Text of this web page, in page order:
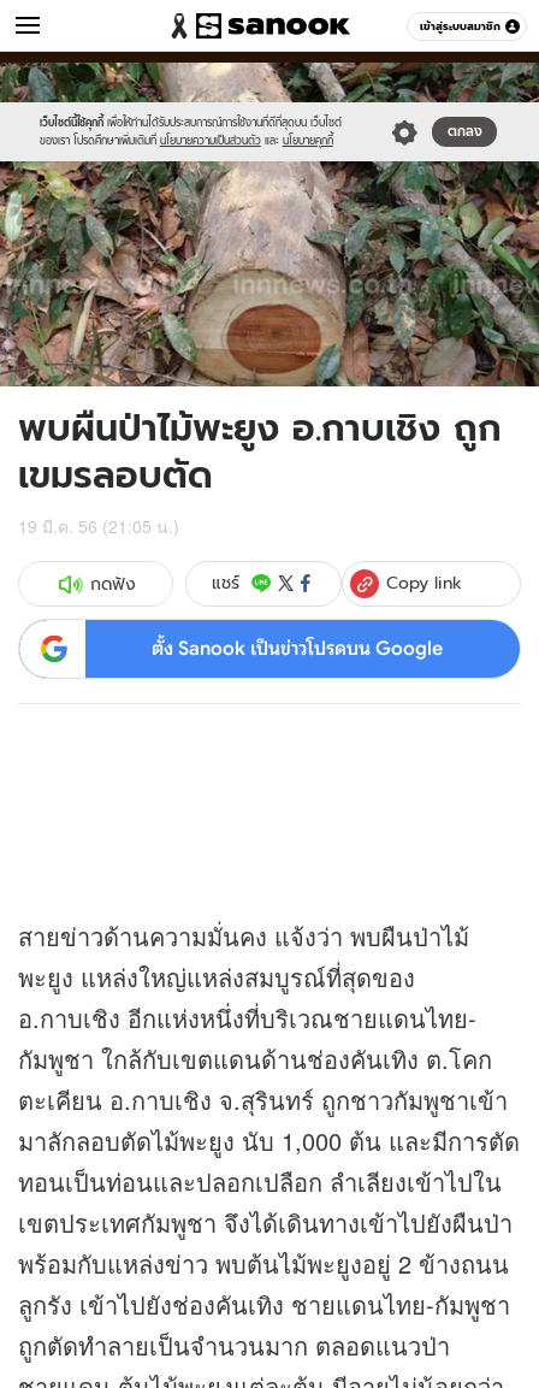
เข้าสู่ระบบสมาชิก
ข่าว หมวดอื่นๆ
เว็บไซต์นี้ใช้คุกกี้ เพื่อให้ท่านได้รับประสบการณ์การใช้งานที่ดีที่สุดบน เว็บไซต์
ของเรา โปรดศึกษาเพิ่มเติมที่ นโยบายความเป็นส่วนตัว และ นโยบายคุกกี้
ตกลง
Sanook
//s.isanook.com/sr/0/images/logo-
new-
sanook.png
600
60
//s.isanook.com/ns/0/ud/235/1175357/441406-
01.jpg
พบผืนป่าไม้พะยูง อ.กาบเชิง ถูก
เขมรลอบตัด
19 มี.ค. 56 (21:05 น.)
กดฟัง แชร์ Copy link
ตั้ง Sanook เป็นข่าวโปรดบน Google
สายข่าวด้านความมั่นคง แจ้งว่า พบผืนป่าไม้
พะยูง แหล่งใหญ่แหล่งสมบูรณ์ที่สุดของ
อ.กาบเชิง อีกแห่งหนึ่งที่บริเวณชายแดนไทย-
กัมพูชา ใกล้กับเขตแดนด้านช่องคันเทิง ต.โคก
ตะเคียน อ.กาบเชิง จ.สุรินทร์ ถูกชาวกัมพูชาเข้า
มาลักลอบตัดไม้พะยูง นับ 1,000 ต้น และมีการตัด
ทอนเป็นท่อนและปลอกเปลือก ลำเลียงเข้าไปใน
เขตประเทศกัมพูชา จึงได้เดินทางเข้าไปยังผืนป่า
พร้อมกับแหล่งข่าว พบต้นไม้พะยูงอยู่ 2 ข้างถนน
ลูกรัง เข้าไปยังช่องคันเทิง ชายแดนไทย-กัมพูชา
ถูกตัดทำลายเป็นจำนวนมาก ตลอดแนวป่า